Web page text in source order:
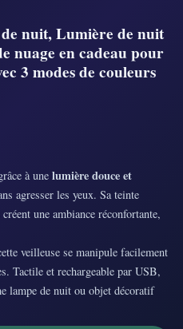
nuit, Lumière de nuit
nuage en cadeau pour
3 modes de couleurs
à une lumière douce et
agresser les yeux. Sa teinte
une ambiance réconfortante,
veilleuse se manipule facilement
Tactile et rechargeable par USB,
lampe de nuit ou objet décoratif